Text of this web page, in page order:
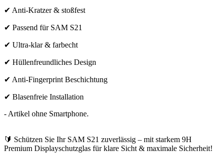
✔ Anti-Kratzer & stoßfest
✔ Passend für SAM S21
✔ Ultra-klar & farbecht
✔ Hüllenfreundliches Design
✔ Anti-Fingerprint Beschichtung
✔ Blasenfreie Installation
- Artikel ohne Smartphone.
🔰 Schützen Sie Ihr SAM S21 zuverlässig – mit starkem 9H
Premium Displayschutzglas für klare Sicht & maximale Sicherheit!